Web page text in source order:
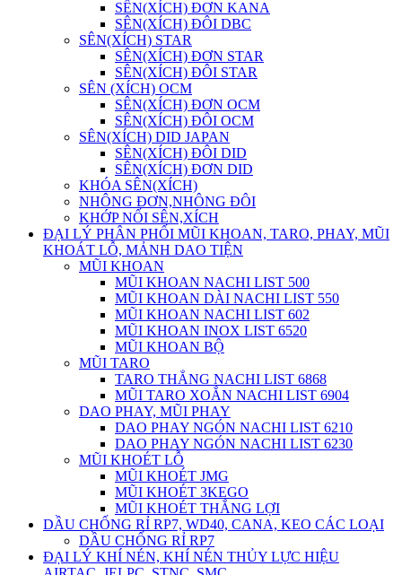
SÊN(XÍCH) ĐƠN KANA
SÊN(XÍCH) ĐÔI DBC
SÊN(XÍCH) STAR
SÊN(XÍCH) ĐƠN STAR
SÊN(XÍCH) ĐÔI STAR
SÊN (XÍCH) OCM
SÊN(XÍCH) ĐƠN OCM
SÊN(XÍCH) ĐÔI OCM
SÊN(XÍCH) DID JAPAN
SÊN(XÍCH) ĐÔI DID
SÊN(XÍCH) ĐƠN DID
KHÓA SÊN(XÍCH)
NHÔNG ĐƠN,NHÔNG ĐÔI
KHỚP NỐI SÊN,XÍCH
ĐẠI LÝ PHÂN PHỐI MŨI KHOAN, TARO, PHAY, MŨI
KHOÁT LỖ, MẢNH DAO TIỆN
MŨI KHOAN
MŨI KHOAN NACHI LIST 500
MŨI KHOAN DÀI NACHI LIST 550
MŨI KHOAN NACHI LIST 602
MŨI KHOAN INOX LIST 6520
MŨI KHOAN BỘ
MŨI TARO
TARO THẲNG NACHI LIST 6868
MŨI TARO XOẮN NACHI LIST 6904
DAO PHAY, MŨI PHAY
DAO PHAY NGÓN NACHI LIST 6210
DAO PHAY NGÓN NACHI LIST 6230
MŨI KHOÉT LỖ
MŨI KHOÉT JMG
MŨI KHOÉT 3KEGO
MŨI KHOÉT THẮNG LỢI
DẦU CHỐNG RỈ RP7, WD40, CANA, KEO CÁC LOẠI
DẦU CHỐNG RỈ RP7
ĐẠI LÝ KHÍ NÉN, KHÍ NÉN THỦY LỰC HIỆU